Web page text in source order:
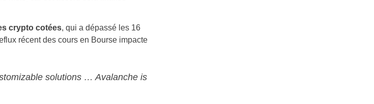
crypto cotées, qui a dépassé les 16
récent des cours en Bourse impacte
solutions … Avalanche is